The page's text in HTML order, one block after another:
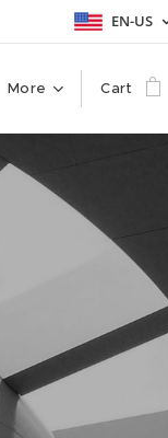
EN-US
More Cart